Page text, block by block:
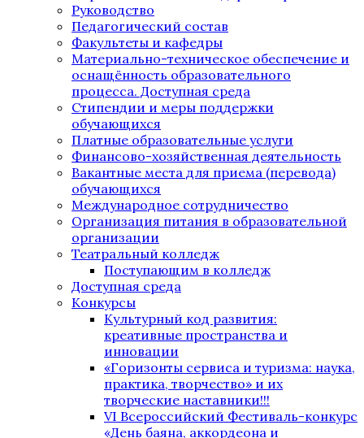
Руководство
Педагогический состав
Факультеты и кафедры
Материально-техническое обеспечение и
оснащённость образовательного
процесса. Доступная среда
Стипендии и меры поддержки
обучающихся
Платные образовательные услуги
Финансово-хозяйственная деятельность
Вакантные места для приема (перевода)
обучающихся
Международное сотрудничество
Организация питания в образовательной
организации
Театральный колледж
Поступающим в колледж
Доступная среда
Конкурсы
Культурный код развития:
креативные пространства и
инновации
«Горизонты сервиса и туризма: наука,
практика, творчество» и их
творческие наставники!!!
VI Всероссийский Фестиваль-конкурс
«День баяна, аккордеона и